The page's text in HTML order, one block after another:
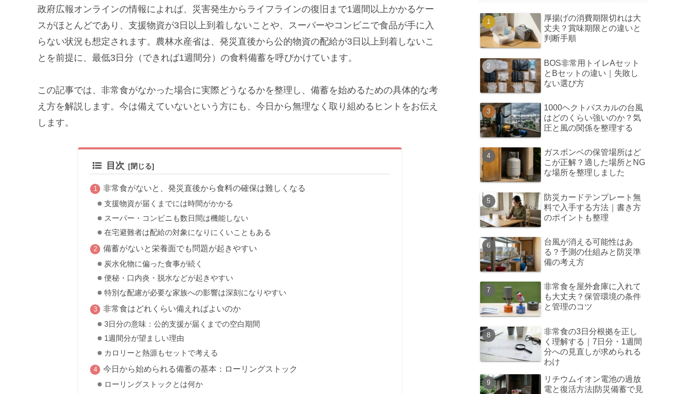
政府広報オンラインの情報によれば、災害発生からライフラインの復旧まで1週間以上かかるケー
スがほとんどであり、支援物資が3日以上到着しないことや、スーパーやコンビニで食品が手に入
らない状況も想定されます。農林水産省は、発災直後から公的物資の配給が3日以上到着しないこ
とを前提に、最低3日分（できれば1週間分）の食料備蓄を呼びかけています。
この記事では、非常食がなかった場合に実際どうなるかを整理し、備蓄を始めるための具体的な考
え方を解説します。今は備えていないという方にも、今日から無理なく取り組めるヒントをお伝え
します。
目次
非常食がないと、発災直後から食料の確保は難しくなる
支援物資が届くまでには時間がかかる
スーパー・コンビニも数日間は機能しない
在宅避難者は配給の対象になりにくいこともある
備蓄がないと栄養面でも問題が起きやすい
炭水化物に偏った食事が続く
便秘・口内炎・脱水などが起きやすい
特別な配慮が必要な家族への影響は深刻になりやすい
非常食はどれくらい備えればよいのか
3日分の意味：公的支援が届くまでの空白期間
1週間分が望ましい理由
カロリーと熱源もセットで考える
今日から始められる備蓄の基本：ローリングストック
ローリングストックとは何か
厚揚げの消費期限切れは大
丈夫？賞味期限との違いと
判断手順
BOS非常用トイレAセット
とBセットの違い｜失敗し
ない選び方
1000ヘクトパスカルの台風
はどのくらい強いのか？気
圧と風の関係を整理する
ガスボンベの保管場所はど
こが正解？適した場所とNG
な場所を整理しました
防災カードテンプレート無
料で入手する方法｜書き方
のポイントも整理
台風が消える可能性はあ
る？予測の仕組みと防災準
備の考え方
非常食を屋外倉庫に入れて
も大丈夫？保管環境の条件
と管理のコツ
非常食の3日分根拠を正し
く理解する｜7日分・1週間
分への見直しが求められる
わけ
リチウムイオン電池の過放
電と復活方法|防災備蓄で見